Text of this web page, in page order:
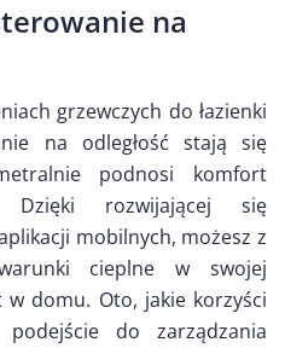
na
grzewczych do łazienki
na odległość stają się
podnosi komfort
Dzięki rozwijającej się
mobilnych, możesz z
cieplne w swojej
w domu. Oto, jakie korzyści
do zarządzania